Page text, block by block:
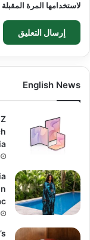
لاستخدامها المرة
English News